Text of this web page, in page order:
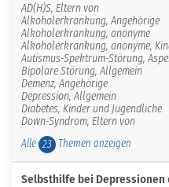
AD(H)S, Eltern von
Alkoholerkrankung, Angehörige
Alkoholerkrankung, anonyme
Alkoholerkrankung, anonyme,
Autismus-Spektrum-Störung,
Bipolare Störung, Allgemein
Demenz, Angehörige
Depression, Allgemein
Diabetes, Kinder und Jugendliche
Down-Syndrom, Eltern von
Alle 23 Themen anzeigen
Selbsthilfe bei Depressionen